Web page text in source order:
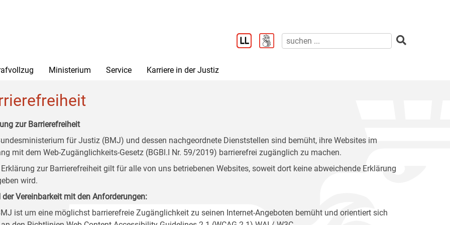
Ministerium Service Karriere in der Justiz
zur Barrierefreiheit
für Justiz (BMJ) und dessen nachgeordnete Dienststellen sind bemüht, ihre Websites im
mit dem Web-Zugänglichkeits-Gesetz (BGBl.I Nr. 59/2019) barrierefrei zugänglich zu machen.
Erklärung zur Barrierefreiheit gilt für alle von uns betriebenen Websites, soweit dort keine abweichende Erklärung
wird.
der Vereinbarkeit mit den Anforderungen:
ist um eine möglichst barrierefreie Zugänglichkeit zu seinen Internet-Angeboten bemüht und orientiert sich